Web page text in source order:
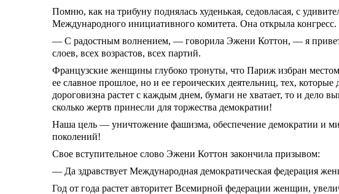
Помню, как на трибуну поднялась худенькая, седовласая, с
Международного инициативного комитета. Она открыла конгресс.
— С радостным волнением, — говорила Эжени Коттон, — я
слоев, всех возрастов, всех партий.
Французские женщины глубоко тронуты, что Париж избран
ее славное прошлое, но и ее героических деятельниц, тех,
дороговизна растет с каждым днем, бумаги не хватает, то и дело
сколько жертв принесли для торжества демократии!
Наша цель — уничтожение фашизма, обеспечение демократии и
поколений!
Свое вступительное слово Эжени Коттон закончила призывом:
— Да здравствует Международная демократическая федерация
Год от года растет авторитет Всемирной федерации женщин,